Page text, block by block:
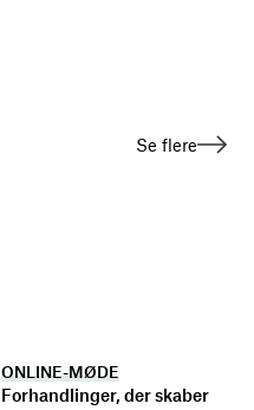
Se flere
ONLINE-MØDE
Forhandlinger, der skaber